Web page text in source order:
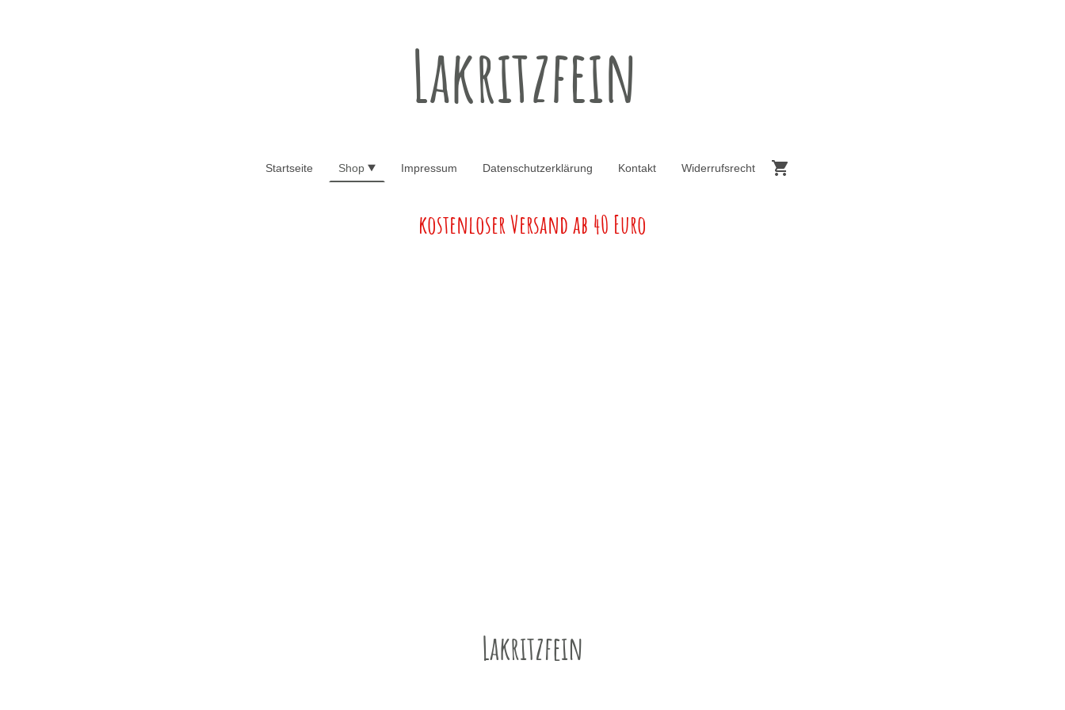
Lakritzfein
Startseite Shop Impressum Datenschutzerklärung Kontakt Widerrufsrecht
kostenloser Versand ab 40 Euro
Lakritzfein